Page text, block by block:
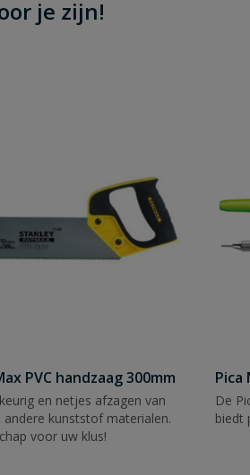
je zijn!
PVC handzaag 300mm
en netjes afzagen van
andere kunststof materialen.
voor uw klus!
Pica
De
biedt